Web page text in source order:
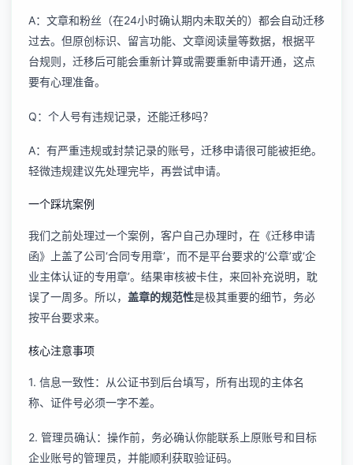
A：文章和粉丝（在24小时确认期内未取关的）都会自动迁移
过去。但原创标识、留言功能、文章阅读量等数据，根据平
台规则，迁移后可能会重新计算或需要重新申请开通，这点
要有心理准备。
Q：个人号有违规记录，还能迁移吗？
A：有严重违规或封禁记录的账号，迁移申请很可能被拒绝。
轻微违规建议先处理完毕，再尝试申请。
一个踩坑案例
我们之前处理过一个案例，客户自己办理时，在《迁移申请
函》上盖了公司‘合同专用章’，而不是平台要求的‘公章’或‘企
业主体认证的专用章’。结果审核被卡住，来回补充说明，耽
误了一周多。所以， 盖章的规范性是极其重要的细节，务必
按平台要求来。
核心注意事项
1. 信息一致性：从公证书到后台填写，所有出现的主体名
称、证件号必须一字不差。
2. 管理员确认：操作前，务必确认你能联系上原账号和目标
企业账号的管理员，并能顺利获取验证码。